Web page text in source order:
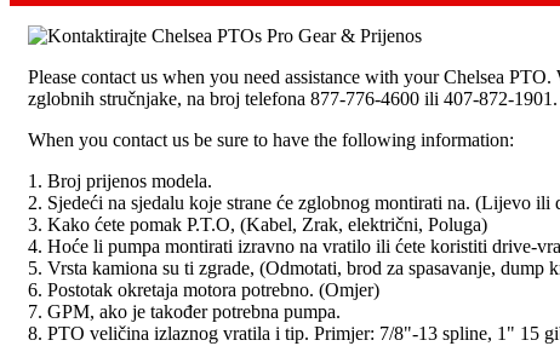
Please contact us when you need assistance with your Chelsea PTO.
zglobnih stručnjake, na broj telefona 877-776-4600 ili 407-872-1901.
When you contact us be sure to have the following information:
1. Broj prijenos modela.
2. Sjedeći na sjedalu koje strane će zglobnog montirati na. (Lijevo ili
3. Kako ćete pomak P.T.O, (Kabel, Zrak, električni, Poluga)
4. Hoće li pumpa montirati izravno na vratilo ili ćete koristiti drive-
5. Vrsta kamiona su ti zgrade, (Odmotati, brod za spasavanje, dump
6. Postotak okretaja motora potrebno. (Omjer)
7. GPM, ako je također potrebna pumpa.
8. PTO veličina izlaznog vratila i tip. Primjer: 7/8"-13 spline, 1" 15